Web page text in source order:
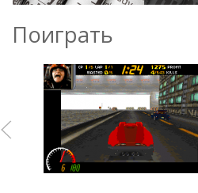
Поиграть